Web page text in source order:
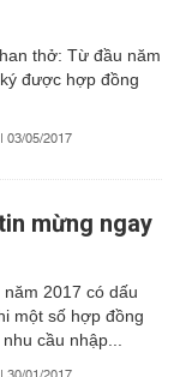
thở: Từ đầu năm
được hợp đồng
03/05/2017
mừng ngay
2017 có dấu
một số hợp đồng
cầu nhập...